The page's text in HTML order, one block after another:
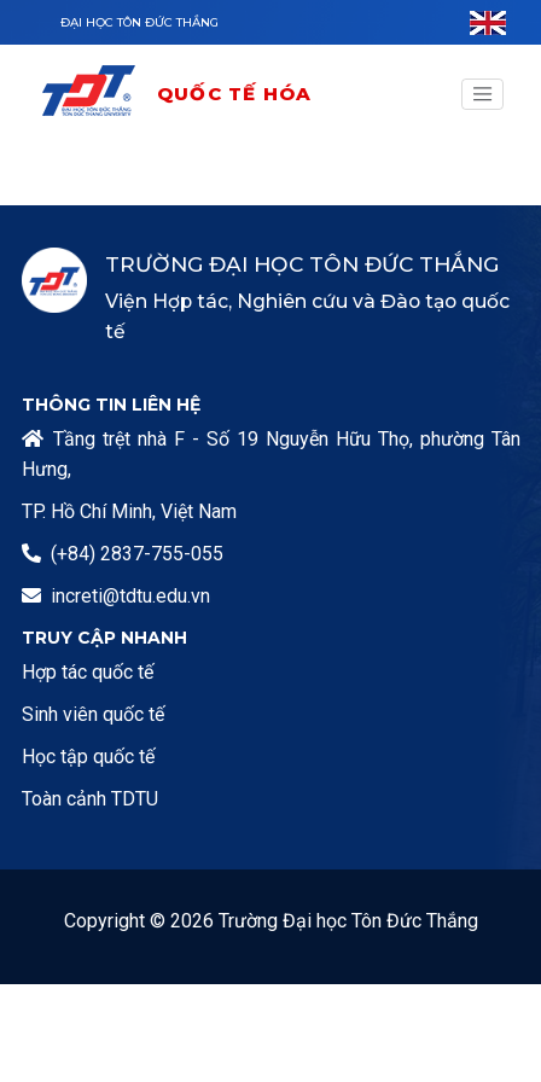
Nhảy đến nội dung
ĐẠI HỌC TÔN ĐỨC THẮNG
QUỐC TẾ HÓA
TRƯỜNG ĐẠI HỌC TÔN ĐỨC THẮNG
Viện Hợp tác, Nghiên cứu và Đào tạo quốc
tế
THÔNG TIN LIÊN HỆ
 Tầng trệt nhà F - Số 19 Nguyễn Hữu Thọ, phường Tân
Hưng,
TP. Hồ Chí Minh, Việt Nam
 (+84) 2837-755-055
 increti@tdtu.edu.vn
TRUY CẬP NHANH
Hợp tác quốc tế
Sinh viên quốc tế
Học tập quốc tế
Toàn cảnh TDTU
Copyright © 2026 Trường Đại học Tôn Đức Thắng